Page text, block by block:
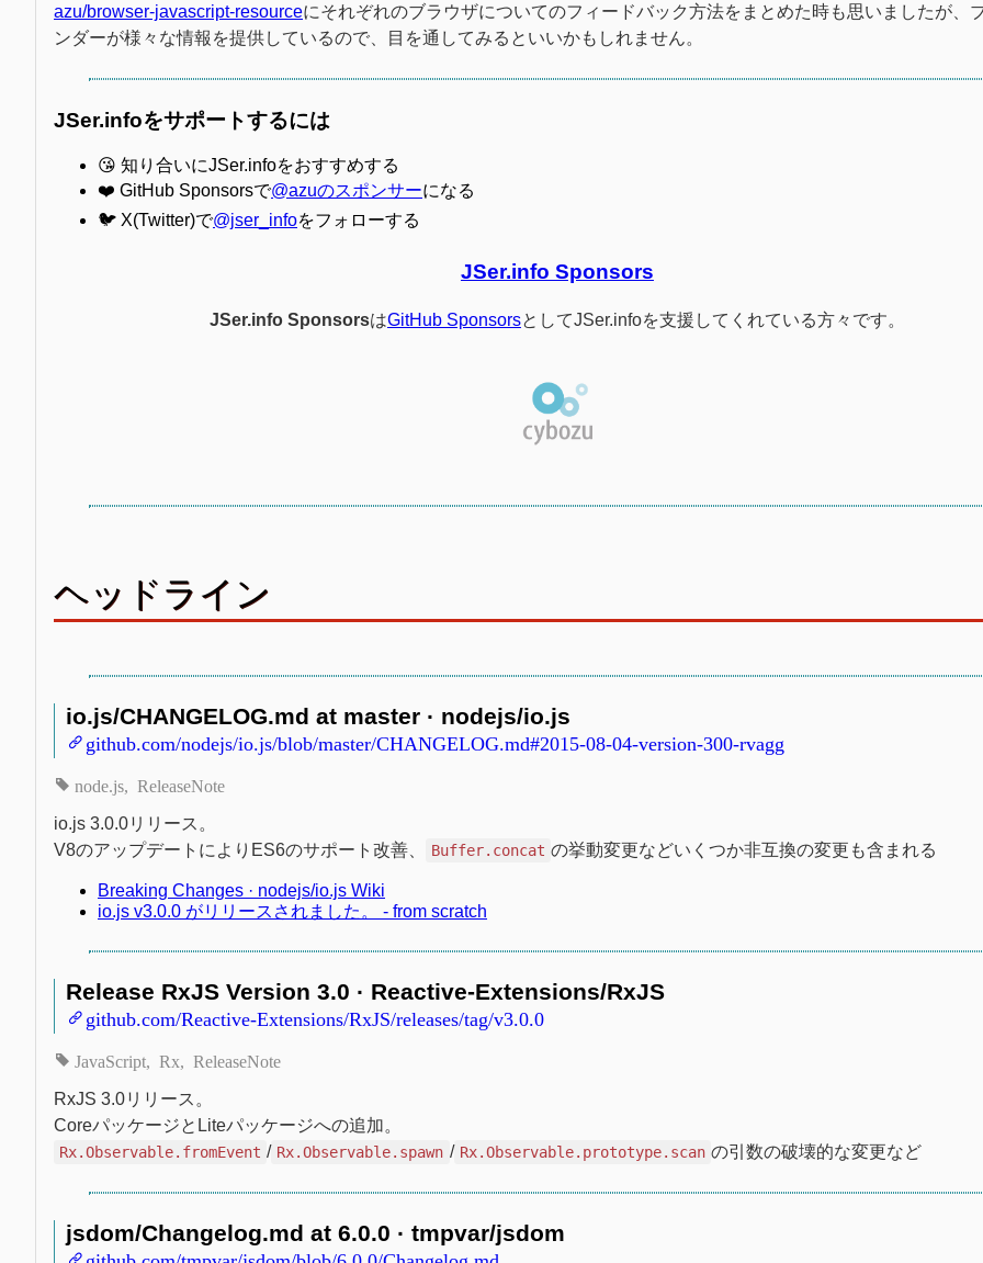
azu/browser-javascript-resourceにそれぞれのブラウザについてのフィードバック方法をまとめた時も思いましたが、
ンダーが様々な情報を提供しているので、目を通してみるといいかもしれません。
JSer.infoをサポートするには
😘 知り合いにJSer.infoをおすすめする
❤️ GitHub Sponsorsで@azuのスポンサーになる
🐦 X(Twitter)で@jser_infoをフォローする
JSer.info Sponsors
JSer.info SponsorsはGitHub SponsorsとしてJSer.infoを支援してくれている方々です。
ヘッドライン
io.js/CHANGELOG.md at master · nodejs/io.js
github.com/nodejs/io.js/blob/master/CHANGELOG.md#2015-08-04-version-300-rvagg
node.js ReleaseNote
io.js 3.0.0リリース。
V8のアップデートによりES6のサポート改善、
Buffer.concat の挙動変更などいくつか非互換の変更も含まれる
Breaking Changes · nodejs/io.js Wiki
io.js v3.0.0 がリリースされました。 - from scratch
Release RxJS Version 3.0 · Reactive-Extensions/RxJS
github.com/Reactive-Extensions/RxJS/releases/tag/v3.0.0
JavaScript Rx ReleaseNote
RxJS 3.0リリース。
CoreパッケージとLiteパッケージへの追加。
Rx.Observable.fromEvent / Rx.Observable.spawn / Rx.Observable.prototype.scan の引数の破壊的な変更など
jsdom/Changelog.md at 6.0.0 · tmpvar/jsdom
github.com/tmpvar/jsdom/blob/6.0.0/Changelog.md